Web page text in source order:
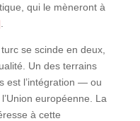
qui le mèneront à
se scinde en deux,
Un des terrains
est l’intégration — ou
européenne. La
à cette